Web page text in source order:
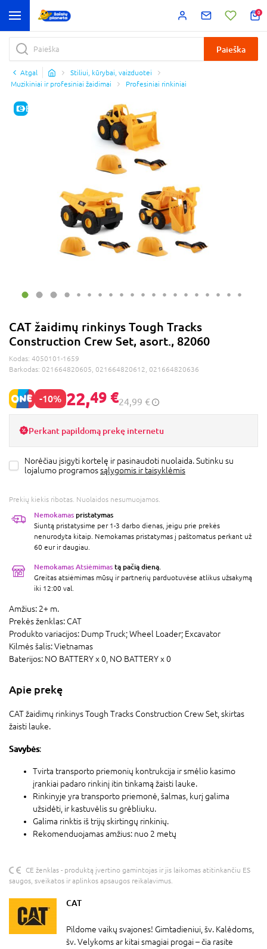
0
Paieška
Atgal
Stiliui, kūrybai, vaizduotei
Muzikiniai ir profesiniai žaidimai
Profesiniai rinkiniai
E-KAINA
CAT žaidimų rinkinys Tough Tracks
Construction Crew Set, asort., 82060
Kodas: 4050101-1659
Barkodas: 021664820605, 021664820612, 021664820636
-10% 22,49 €24,99 €
Perkant papildomą prekę internetu
Norėčiau įsigyti kortelę ir pasinaudoti nuolaida. Sutinku su
lojalumo programossąlygomis ir taisyklėmis
Prekių kiekis ribotas. Nuolaidos nesumuojamos.
Nemokamas pristatymas
Siuntą pristatysime per 1-3 darbo dienas, jeigu prie prekės
nenurodyta kitaip. Nemokamas pristatymas į paštomatus perkant už
60 eur ir daugiau.
Nemokamas Atsiėmimas tą pačią dieną.
Greitas atsiėmimas mūsų ir partnerių parduotuvėse atlikus užsakymą
iki 12:00 val.
Amžius: 2+ m.
Prekės ženklas: CAT
Produkto variacijos: Dump Truck; Wheel Loader; Excavator
Kilmės šalis:Vietnamas
Baterijos: NO BATTERY x 0, NO BATTERY x 0
Apie prekę
CAT žaidimų rinkinys Tough Tracks Construction Crew Set, skirtas
žaisti lauke.
Savybės:
Tvirta transporto priemonių kontrukcija ir smėlio kasimo
įrankiai padaro rinkinį itin tinkamą žaisti lauke.
Rinkinyje yra transporto priemonė, šalmas, kurį galima
užsidėti, ir kastuvėlis su grėbliuku.
Galima rinktis iš trijų skirtingų rinkinių.
Rekomenduojamas amžius: nuo 2 metų
CE ženklas - produktą įvertino gamintojas ir jis laikomas atitinkančiu ES
saugos, sveikatos ir aplinkos apsaugos reikalavimus.
CAT
Pildome vaikų svajones! Gimtadieniui, šv. Kalėdoms,
šv. Velykoms ar kitai smagiai progai – čia rasite